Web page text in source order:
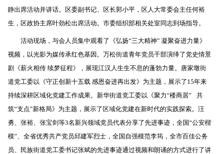
静出席活动并讲话。区委副书记、区长郭小平，区人大常委会主任何裕
生，区政协主席叶劲松出席活动。市委组织部相关处室同志到场指导。
活动现场，与会人员集中观看了《弘扬“三大精神” 凝聚奋进力量》
视频，以光影为媒传承红色基因。万松街道青年党员干部演绎了党史情景
剧《薪火相传 续梦征程》，展现江汉人生生不息的蓬勃力量。唐家墩街
道党工委以《守正创新十五载 感恩奋进再出发》为主题，展示了15年来
持续深耕区域化党建工作成果。新华街道党工委以《聚力“楼商居” 共
筑“支点”新格局》为主题，展示了区域化党建在新时代的实践探索。汪
勇、张裕、张宝剑等3名新兴领域党员代表分享了先进事迹，全国“公安楷
模”、全省优秀共产党员邱建军烈士，全国自强模范李筠，全市百佳公务
员、民族街道党工委书记张斌的先进事迹通过视频和朗诵的方式进行了讲